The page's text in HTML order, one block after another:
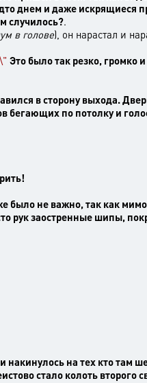
днем и даже искрящиеся
случилось?.
в голове), он нарастал и
Это было так резко, громко
в сторону выхода.
бегающих по потолку и
было не важно, так как
рук заостренные шипы,
накинулось на тех кто там
стало колоть